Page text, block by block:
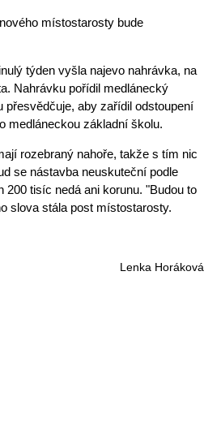
místostarosty bude
týden vyšla najevo nahrávka, na
Nahrávku pořídil medlánecký
přesvědčuje, aby zařídil odstoupení
medláneckou základní školu.
rozebraný nahoře, takže s tím nic
se nástavba neuskuteční podle
tisíc nedá ani korunu. "Budou to
slova stála post místostarosty.
Lenka Horáková